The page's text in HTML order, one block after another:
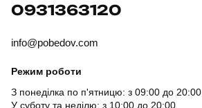
0931363120
info@pobedov.com
Режим роботи
З понеділка по п'ятницю: з 09:00 до 20:00
У суботу та неділю: з 10:00 до 20:00